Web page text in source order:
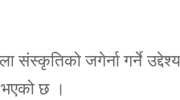
संस्कृतिको जगेर्ना गर्ने
छ ।